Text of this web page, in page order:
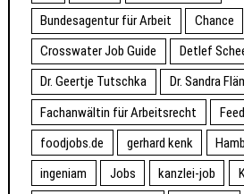
Bundesagentur für Arbeit
Chance
Crosswater Job Guide
Detlef
Dr. Geertje Tutschka
Dr. Sandra
Fachanwältin für Arbeitsrecht
foodjobs.de
gerhard kenk
ingeniam
Jobs kanzlei-job